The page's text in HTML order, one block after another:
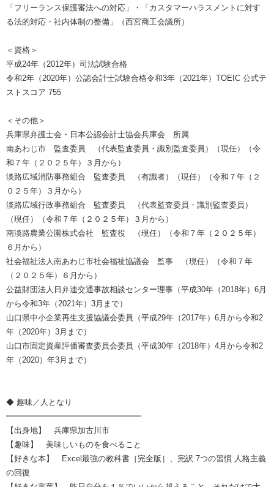
「フリーランス保護審法への対応」・「カスタマーハラスメントに対す
る法的対応・社内体制の整備」（西宮商工会議所）
＜資格＞
平成24年（2012年）司法試験合格
令和2年（2020年）公認会計士試験合格令和3年（2021年）TOEIC 公式テ
ストスコア 755
＜その他＞
兵庫県弁護士会・日本公認会計士協会兵庫会 所属
南あわじ市 監査委員 （代表監査委員・識別監査委員）（現任）（令
和７年（２０２５年）３月から）
淡路広域消防事務組合 監査委員 （有識者）（現任）（令和７年（２
０２５年）３月から）
淡路広域行政事務組合 監査委員 （代表監査委員・識別監査委員）
（現任）（令和７年（２０２５年）３月から）
南淡路農業公園株式会社 監査役 （現任）（令和７年（２０２５年）
６月から）
社会福祉法人南あわじ市社会福祉協議会 監事 （現任）（令和７年
（２０２５年）６月から）
公益財団法人日弁連交通事故相談センター理事（平成30年（2018年）6月
から令和3年（2021年）3月まで）
山口県中小企業再生支援協議会委員（平成29年（2017年）6月から令和2
年（2020年）3月まで）
山口市固定資産評価審査委員会委員（平成30年（2018年）4月から令和2
年（2020）年3月まで）
◆ 趣味／人となり
━━━━━━━━━━━━━━━━━
【出身地】 兵庫県加古川市
【趣味】 美味しいものを食べること
【好きな本】 Excel最強の教科書［完全版］、完訳 7つの習慣 人格主義
の回復